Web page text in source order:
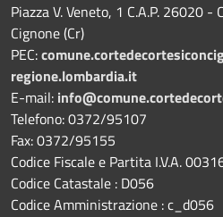
Piazza V. Veneto, 1 C.A.P. 26020 -
Cignone (Cr)
PEC:comune.
regione.lombardia.it
E-mail:
Telefono: 0372/95107
Fax: 0372/95155
Codice Fiscale e Partita I.V.A.
Codice Catastale : D056
Codice Amministrazione : c_d056